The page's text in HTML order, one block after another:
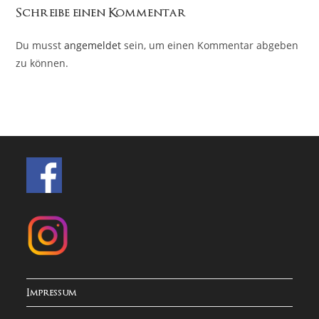
Schreibe einen Kommentar
Du musstangemeldet sein, um einen Kommentar abgeben
zu können.
Impressum